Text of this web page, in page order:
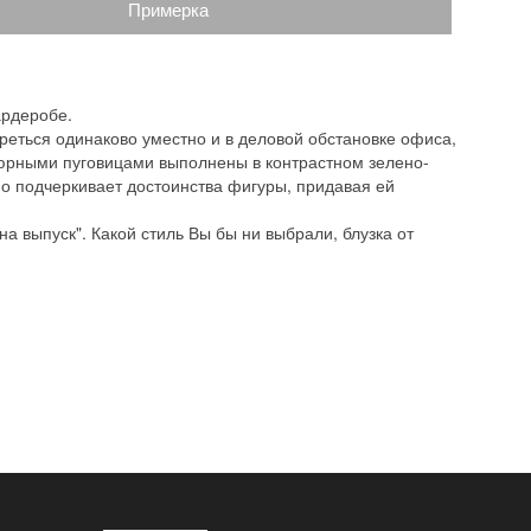
Примерка
одинаково уместно и в деловой обстановке офиса,
пуговицами выполнены в контрастном зелено-
подчеркивает достоинства фигуры, придавая ей
Какой стиль Вы бы ни выбрали, блузка от